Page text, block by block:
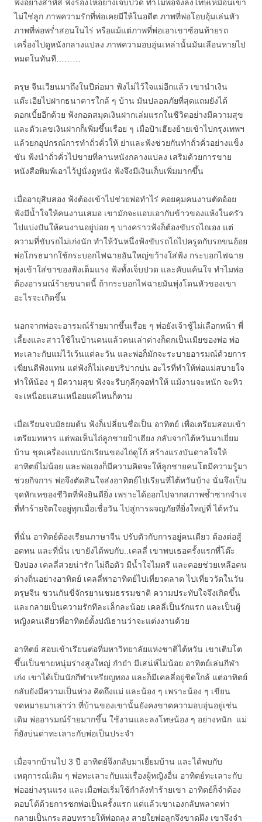
ฟ้งอย่างสาหัส ฟ้งร้องไห้อย่างเจ็บปวด ทำไมพ่อจึงลงโทษเหมือนเขา
ไม่ใช่ลูก ภาพความรักที่พ่อเคยมีให้ในอดีต ภาพที่พ่อโอบอุ้มเล่นหัว
ภาพที่พ่อพร่ำสอนในไร่ หรือแม้แต่ภาพที่พ่อเอาเขาซ้อนท้ายรถ
เครื่องไปดูหนังกลางแปลง ภาพความอบอุ่นเหล่านั้นมันเลือนหายไป
หมดในทันที………
ตรุษ จีนเวียนมาถึงในปีต่อมา ฟ้งไม่ไว้ใจแม่อีกแล้ว เขานำเงิน
แต๊ะเอียไปฝากธนาคารใกล้ ๆ บ้าน มันปลอดภัยที่สุดแถมยังได้
ดอกเบี้ยอีกด้วย ฟ้งกอดสมุดเงินฝากเล่มแรกในชีวิตอย่างมีความสุข
และตัวเลขเงินฝากก็เพิ่มขึ้นเรื่อย ๆ เมื่อป้าเฮียงย้ายเข้าไปกรุงเทพฯ
แล้วยกอุปกรณ์การทำถั่วคั่วให้ ย่าและฟ้งช่วยกันทำถั่วคั่วอย่างแข็ง
ขัน ฟ้งนำถั่วคั่วไปขายที่ลานหนังกลางแปลง เสริมด้วยการขาย
หนังสือพิมพ์เอาไว้ปูนั่งดูหนัง ฟ้งจึงมีเงินเก็บเพิ่มมากขึ้น
เมื่ออายุสิบสอง ฟ้งต้องเข้าไปช่วยพ่อทำไร่ คอยคุมคนงานตัดอ้อย
ฟ้งมีน้ำใจให้คนงานเสมอ เขามักจะแอบเอากับข้าวของแห้งในครัว
ไปแบ่งปันให้คนงานอยู่บ่อย ๆ บางคราวฟ้งก็ต้องขับรถไถเอง แต่
ความที่ขับรถไม่เก่งนัก ทำให้วันหนึ่งฟ้งขับรถไถไปครูดกับรถขนอ้อย
พ่อโกรธมากใช้กระบอกไฟฉายอันใหญ่ขว้างใส่ฟ้ง กระบอกไฟฉาย
พุ่งเข้าใส่ขาของฟ้งเต็มแรง ฟ้งทั้งเจ็บปวด และคับแค้นใจ ทำไมพ่อ
ต้องอารมณ์ร้ายขนาดนี้ ถ้ากระบอกไฟฉายมันพุ่งโดนหัวของเขา
อะไรจะเกิดขึ้น
นอกจากพ่อจะอารมณ์ร้ายมากขึ้นเรื่อย ๆ พ่อยังเจ้าชู้ไม่เลือกหน้า พี่
เลี้ยงและสาวใช้ในบ้านคนแล้วคนเล่าต่างก็ตกเป็นเมียของพ่อ พ่อ
ทะเลาะกับแม่ไว้เว้นแต่ละวัน และพ่อก็มักจะระบายอารมณ์ด้วยการ
เฆี่ยนตีฟ้งแทน แต่ฟ้งก็ไม่เคยปริปากบ่น อะไรที่ทำให้พ่อแม่สบายใจ
ทำให้น้อง ๆ มีความสุข ฟ้งจะรีบกุลีกุจอทำให้ แม้งานจะหนัก จะหิว
จะเหนื่อยแสนเหนื่อยแค่ไหนก็ตาม
เมื่อเรียนจบมัธยมต้น ฟ้งก็เปลี่ยนชื่อเป็น อาทิตย์ เพื่อเตรียมสอบเข้า
เตรียมทหาร แต่พอเห็นไถ่ลูกชายป้าเฮียง กลับจากไต้หวันมาเยี่ยม
บ้าน ชุดเครื่องแบบนักเรียนของไถ่ดูโก้ สร้างแรงบันดาลใจให้
อาทิตย์ไม่น้อย และพ่อเองก็มีความคิดจะให้ลูกชายคนโตมีความรู้มา
ช่วยกิจการ พ่อจึงตัดสินใจส่งอาทิตย์ไปเรียนที่ไต้หวันบ้าง นั่นจึงเป็น
จุดหักเหของชีวิตที่ฟ้งยินดียิ่ง เพราะได้ออกไปจากสภาพซ้ำซากจำเจ
ที่ทำร้ายจิตใจอยู่ทุกเมื่อเชื่อวัน ไปสู่การผจญภัยที่ยิ่งใหญ่ที่ ไต้หวัน
ที่นั่น อาทิตย์ต้องเรียนภาษาจีน ปรับตัวกับการอยู่คนเดียว ต้องต่อสู้
อดทน และที่นั่น เขายังได้พบกับ..เคลลี่ เขาพบเธอครั้งแรกที่โต๊ะ
ปิงปอง เคลลี่สวยน่ารัก ไม่ถือตัว มีน้ำใจไมตรี และคอยช่วยเหลือคน
ต่างถิ่นอย่างอาทิตย์ เคลลี่พาอาทิตย์ไปเที่ยวตลาด ไปเที่ยววัดในวัน
ตรุษจีน ชวนกันขี่จักรยานชมธรรมชาติ ความประทับใจจึงเกิดขึ้น
และกลายเป็นความรักทีละเล็กละน้อย เคลลี่เป็นรักแรก และเป็นผู้
หญิงคนเดียวที่อาทิตย์ตั้งปณิธานว่าจะแต่งงานด้วย
อาทิตย์ สอบเข้าเรียนต่อที่มหาวิทยาลัยแห่งชาติไต้หวัน เขาเติบโต
ขึ้นเป็นชายหนุ่มร่างสูงใหญ่ กำยำ มีเสน่ห์ไม่น้อย อาทิตย์เล่นกีฬา
เก่ง เขาได้เป็นนักกีฬาเหรียญทอง และก็มีเคลลี่อยู่ชิดใกล้ แต่อาทิตย์
กลับยังมีความเป็นห่วง คิดถึงแม่ และน้อง ๆ เพราะน้อง ๆ เขียน
จดหมายมาเล่าว่า ที่บ้านของเขานั้นยังคงขาดความอบอุ่นอยู่เช่น
เดิม พ่ออารมณ์ร้ายมากขึ้น ใช้งานและลงโทษน้อง ๆ อย่างหนัก แม่
ก็ยังบ่นด่าทะเลาะกับพ่อเป็นประจำ
เมื่อจากบ้านไป 3 ปี อาทิตย์จึงกลับมาเยี่ยมบ้าน และได้พบกับ
เหตุการณ์เดิม ๆ พ่อทะเลาะกับแม่เรื่องผู้หญิงอื่น อาทิตย์ทะเลาะกับ
พ่ออย่างรุนแรง และเมื่อพ่อเริ่มใช้กำลังทำร้ายเขา อาทิตย์ก็จำต้อง
ตอบโต้ด้วยการชกพ่อเป็นครั้งแรก แต่แล้วเขาเองกลับพลาดท่า
กลายเป็นกระสอบทรายให้พ่อถลุง สายใยพ่อลูกจึงขาดผึง เขาจึงจำ